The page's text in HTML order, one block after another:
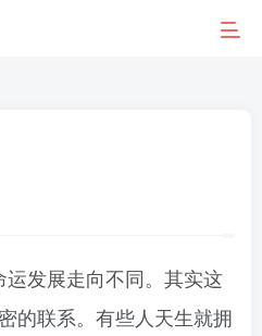
发展走向不同。其实这
的联系。有些人天生就拥